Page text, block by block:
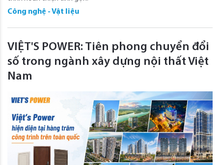
Công nghệ - Vật liệu
VIỆT'S POWER: Tiên phong chuyển đổi
số trong ngành xây dựng nội thất Việt
Nam